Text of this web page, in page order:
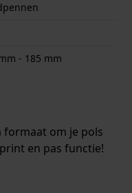
- 185 mm
formaat om je pols
en pas functie!